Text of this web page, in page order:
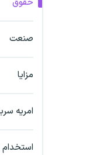
صنعت
مزایا
امریه